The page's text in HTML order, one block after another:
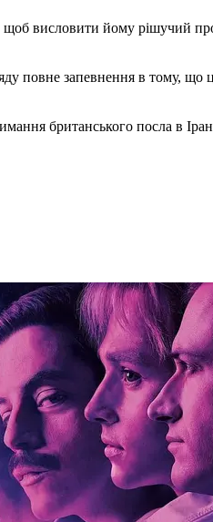
висловити йому рішучий
повне запевнення в тому, що
британського посла в